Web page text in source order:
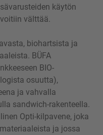
käytön
välttää.
biohartsista ja
BÜFA
BIO-
osuutta),
ja vahvalla
sandwich-rakenteella.
Opti-kilpavene, joka
ja jossa